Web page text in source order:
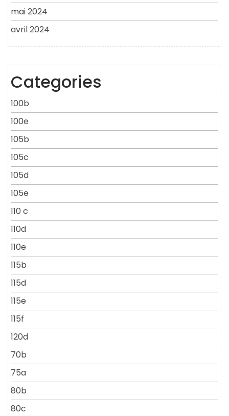
mai 2024
avril 2024
Categories
100b
100e
105b
105c
105d
105e
110 c
110d
110e
115b
115d
115e
115f
120d
70b
75a
80b
80c